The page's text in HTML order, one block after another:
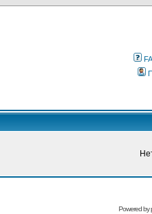
Powered by